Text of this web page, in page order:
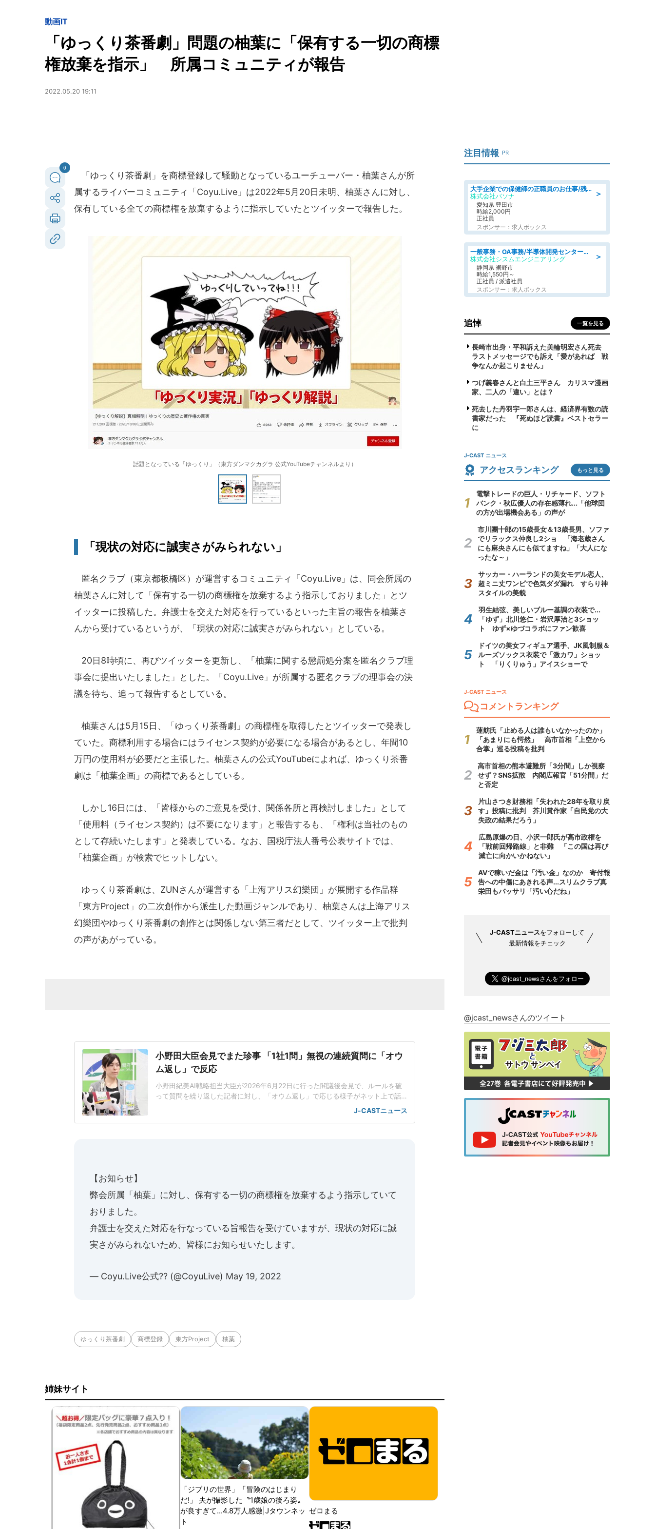
動画IT
「ゆっくり茶番劇」問題の柚葉に「保有する一切の商標
権放棄を指示」 所属コミュニティが報告
2022.05.20 19:11
0
「ゆっくり茶番劇」を商標登録して騒動となっているユーチューバー・柚葉さんが所
属するライバーコミュニティ「Coyu.Live」は2022年5月20日未明、柚葉さんに対し、
保有している全ての商標権を放棄するように指示していたとツイッターで報告した。
話題となっている「ゆっくり」（東方ダンマクカグラ 公式YouTubeチャンネルより）
「現状の対応に誠実さがみられない」
匿名クラブ（東京都板橋区）が運営するコミュニティ「Coyu.Live」は、同会所属の
柚葉さんに対して「保有する一切の商標権を放棄するよう指示しておりました」とツ
イッターに投稿した。弁護士を交えた対応を行っているといった主旨の報告を柚葉さ
んから受けているというが、「現状の対応に誠実さがみられない」としている。
20日8時頃に、再びツイッターを更新し、「柚葉に関する懲罰処分案を匿名クラブ理
事会に提出いたしました」とした。「Coyu.Live」が所属する匿名クラブの理事会の決
議を待ち、追って報告するとしている。
柚葉さんは5月15日、「ゆっくり茶番劇」の商標権を取得したとツイッターで発表し
ていた。商標利用する場合にはライセンス契約が必要になる場合があるとし、年間10
万円の使用料が必要だと主張した。柚葉さんの公式YouTubeによれば、ゆっくり茶番
劇は「柚葉企画」の商標であるとしている。
しかし16日には、「皆様からのご意見を受け、関係各所と再検討しました」として
「使用料（ライセンス契約）は不要になります」と報告するも、「権利は当社のもの
として存続いたします」と発表している。なお、国税庁法人番号公表サイトでは、
「柚葉企画」が検索でヒットしない。
ゆっくり茶番劇は、ZUNさんが運営する「上海アリス幻樂団」が展開する作品群
「東方Project」の二次創作から派生した動画ジャンルであり、柚葉さんは上海アリス
幻樂団やゆっくり茶番劇の創作とは関係しない第三者だとして、ツイッター上で批判
の声があがっている。
小野田大臣会見でまた珍事 「1社1問」無視の連続質問に「オウ
ム返し」で反応
小野田紀美AI戦略担当大臣が2026年6月22日に行った閣議後会見で、ルールを破
って質問を繰り返した記者に対し、「オウム返し」で応じる様子がネット上で話
題となっている。人工知能基本計画の改定素案めぐり応酬小野田氏は会見で、人
工知能基本計画の改定素案を決定したことを報告した。話題を集めているのは、
J-CASTニュース
【お知らせ】
弊会所属「柚葉」に対し、保有する一切の商標権を放棄するよう指示していて
おりました。
弁護士を交えた対応を行なっている旨報告を受けていますが、現状の対応に誠
実さがみられないため、皆様にお知らせいたします。
— Coyu.Live公式?? (@CoyuLive) May 19, 2022
ゆっくり茶番劇 商標登録 東方Project 柚葉
姉妹サイト
「ジブリの世界」「冒険のはじまり
だ!」 夫が撮影した〝1歳娘の後ろ姿〟
が良すぎて...4.8万人感激|Jタウンネッ
ト
ゼロまる
注目情報 PR
＞
大手企業での保健師の正職員のお仕事/残業なし/要資格:保健師
株式会社パソナ
愛知県 豊田市
時給2,000円
正社員
スポンサー：求人ボックス
＞
一般事務・OA事務/半導体開発センター内で事務&軽作業スタッフ、募集
株式会社シスムエンジニアリング
静岡県 裾野市
時給1,550円～
正社員 / 派遣社員
スポンサー：求人ボックス
追悼 一覧を見る
長崎市出身・平和訴えた美輪明宏さん死去
ラストメッセージでも訴え「愛があれば 戦
争なんか起こりません」
つげ義春さんと白土三平さん カリスマ漫画
家、二人の「違い」とは？
死去した丹羽宇一郎さんは、経済界有数の読
書家だった 『死ぬほど読書』ベストセラー
に
J-CAST ニュース
アクセスランキング もっと見る
電撃トレードの巨人・リチャード、ソフト
バンク・秋広優人の存在感薄れ...「他球団
の方が出場機会ある」の声が
市川團十郎の15歳長女＆13歳長男、ソファ
でリラックス仲良し2ショ 「海老蔵さん
にも麻央さんにも似てますね」「大人にな
ったな～」
サッカー・ハーランドの美女モデル恋人、
超ミニ丈ワンピで色気ダダ漏れ すらり神
スタイルの美貌
羽生結弦、美しいブルー基調の衣装で...
「ゆず」北川悠仁・岩沢厚治と3ショッ
ト ゆず×ゆづコラボにファン歓喜
ドイツの美女フィギュア選手、JK風制服＆
ルーズソックス衣装で「激カワ」ショッ
ト 「りくりゅう」アイスショーで
J-CAST ニュース
コメントランキング
蓮舫氏「止める人は誰もいなかったのか」
「あまりにも愕然」 高市首相「上空から
合掌」巡る投稿を批判
高市首相の熊本避難所「3分間」しか視察
せず？SNS拡散 内閣広報官「51分間」だ
と否定
片山さつき財務相「失われた28年を取り戻
す」投稿に批判 芥川賞作家「自民党の大
失政の結果だろう」
広島原爆の日、小沢一郎氏が高市政権を
「戦前回帰路線」と非難 「この国は再び
滅亡に向かいかねない」
AVで稼いだ金は「汚い金」なのか 寄付報
告への中傷にあきれる声...スリムクラブ真
栄田もバッサリ「汚い心だね」
J-CASTニュースをフォローして
最新情報をチェック
@jcast_newsさんのツイート